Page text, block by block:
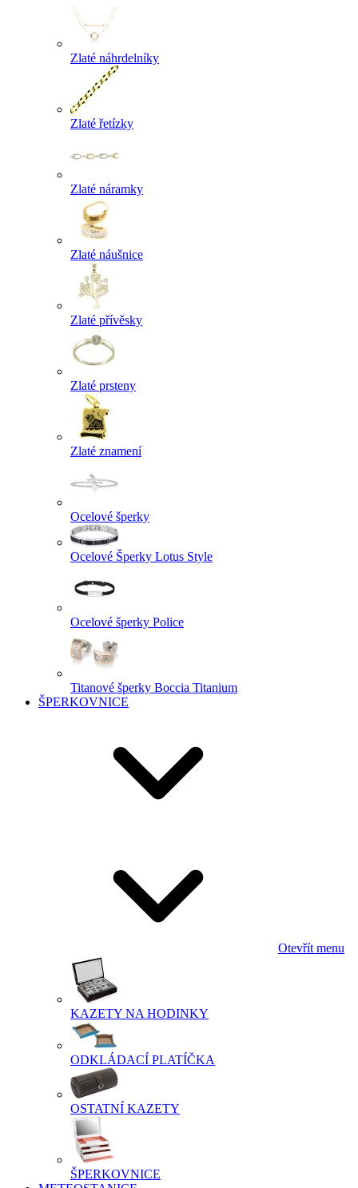
Zlaté náhrdelníky
Zlaté řetízky
Zlaté náramky
Zlaté náušnice
Zlaté přívěsky
Zlaté prsteny
Zlaté znamení
Ocelové šperky
Ocelové Šperky Lotus Style
Ocelové šperky Police
Titanové šperky Boccia Titanium
ŠPERKOVNICE
Otevřít menu
KAZETY NA HODINKY
ODKLÁDACÍ PLATÍČKA
OSTATNÍ KAZETY
ŠPERKOVNICE